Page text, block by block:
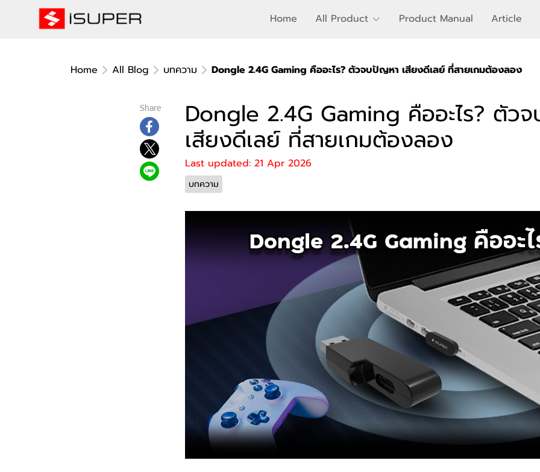
Home All Product Product Manual Article
Home All Blog บทความ Dongle 2.4G Gaming คืออะไร? ตัวจบปัญหา เสียงดีเลย์ ที่สายเกมต้องลอง
Share Dongle 2.4G Gaming คืออะไร? ตัว
เสียงดีเลย์ ที่สายเกมต้องลอง
Last updated: 21 Apr 2026
บทความ